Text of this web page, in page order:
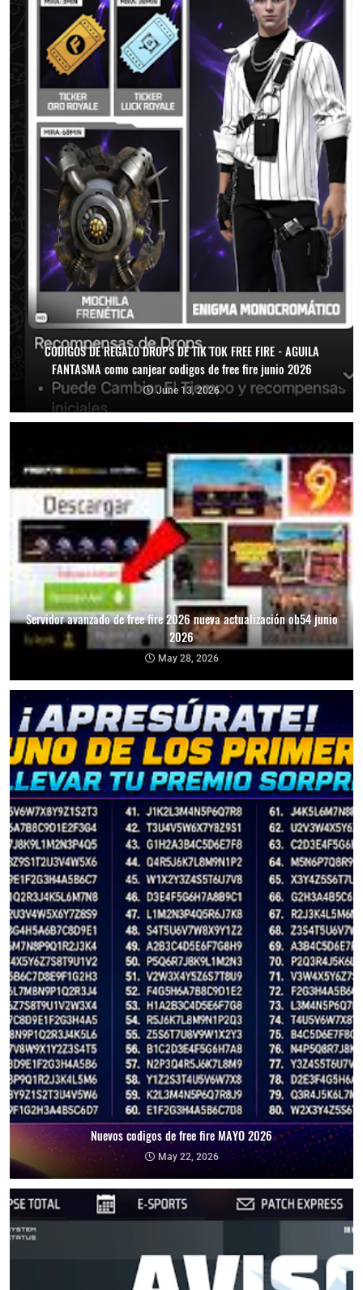
CODIGOS DE REGALO DROPS DE TIK TOK FREE FIRE - AGUILA
FANTASMA como canjear codigos de free fire junio 2026
June 13, 2026
Servidor avanzado de free fire 2026 nueva actualización ob54 junio
2026
May 28, 2026
Nuevos codigos de free fire MAYO 2026
May 22, 2026